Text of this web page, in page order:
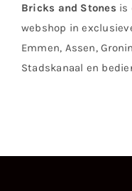
Bricks and Stones is
webshop in
Emmen, Assen,
Stadskanaal en